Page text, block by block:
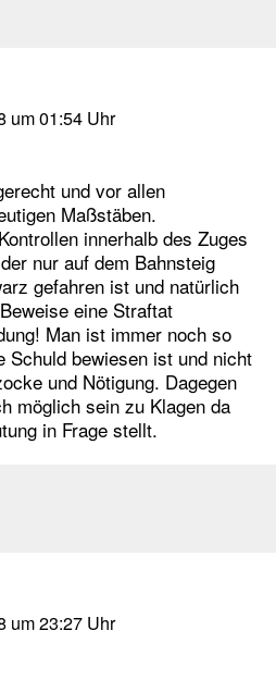
um 01:54 Uhr
und vor allen
Maßstäben.
innerhalb des Zuges
nur auf dem Bahnsteig
gefahren ist und natürlich
eine Straftat
Man ist immer noch so
Schuld bewiesen ist und nicht
und Nötigung. Dagegen
möglich sein zu Klagen da
in Frage stellt.
um 23:27 Uhr